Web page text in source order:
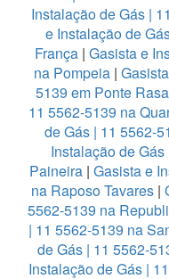
Instalação de Gás |
e Instalação de
França | Gasista e
na Pompeia |
5139 em Ponte Rasa
11 5562-5139 na
de Gás | 11 5562-
Instalação de
Paineira | Gasista e
na Raposo Tavares|
5562-5139 na
| 11 5562-5139 na
de Gás | 11 5562-
Instalação de Gás |